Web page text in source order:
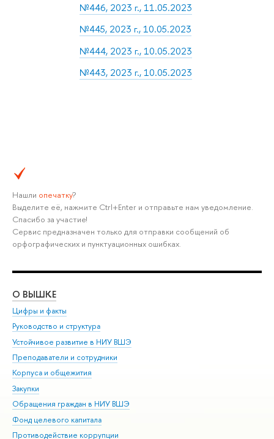
№446, 2023 г., 11.05.2023
№445, 2023 г., 10.05.2023
№444, 2023 г., 10.05.2023
№443, 2023 г., 10.05.2023
Нашли опечатку?
Выделите её, нажмите Ctrl+Enter и отправьте нам уведомление.
Спасибо за участие!
Сервис предназначен только для отправки сообщений об
орфографических и пунктуационных ошибках.
О ВЫШКЕ
Цифры и факты
Руководство и структура
Устойчивое развитие в НИУ ВШЭ
Преподаватели и сотрудники
Корпуса и общежития
Закупки
Обращения граждан в НИУ ВШЭ
Фонд целевого капитала
Противодействие коррупции